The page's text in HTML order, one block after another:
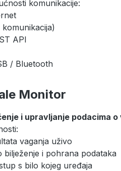
komunikacije:
API
/ Bluetooth
Monitor
i upravljanje podacima
vaganja uživo
bilježenje i pohrana podataka
s bilo kojeg uređaja